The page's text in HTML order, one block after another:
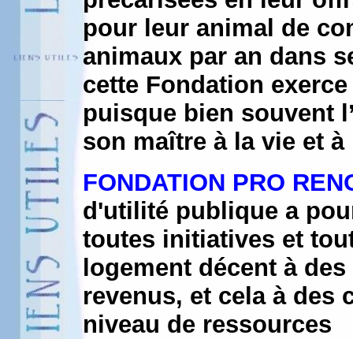
pour leur animal de
animaux par an dans
cette Fondation
puisque bien souvent
son maître à la vie et
FONDATION PRO
d'utilité publique a
toutes initiatives et
logement décent à
revenus, et cela à des
niveau de ressources